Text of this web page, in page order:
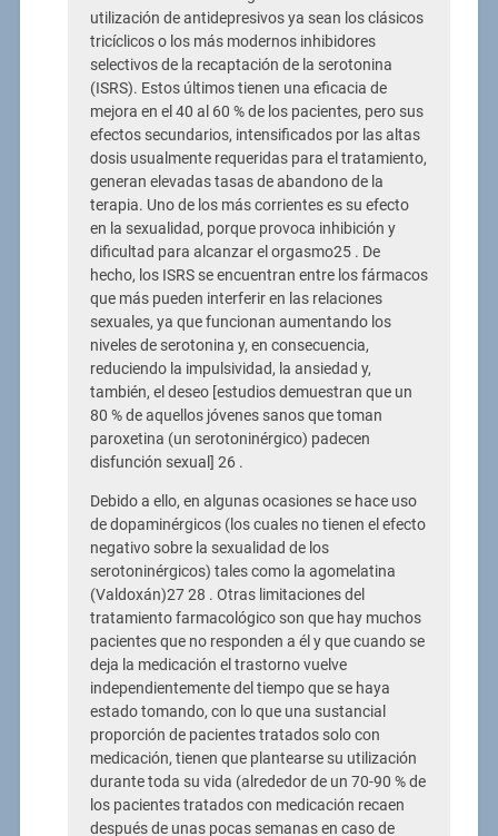
utilización de antidepresivos ya sean los clásicos
tricíclicos o los más modernos inhibidores
selectivos de la recaptación de la serotonina
(ISRS). Estos últimos tienen una eficacia de
mejora en el 40 al 60 % de los pacientes, pero sus
efectos secundarios, intensificados por las altas
dosis usualmente requeridas para el tratamiento,
generan elevadas tasas de abandono de la
terapia. Uno de los más corrientes es su efecto
en la sexualidad, porque provoca inhibición y
dificultad para alcanzar el orgasmo25 . De
hecho, los ISRS se encuentran entre los fármacos
que más pueden interferir en las relaciones
sexuales, ya que funcionan aumentando los
niveles de serotonina y, en consecuencia,
reduciendo la impulsividad, la ansiedad y,
también, el deseo [estudios demuestran que un
80 % de aquellos jóvenes sanos que toman
paroxetina (un serotoninérgico) padecen
disfunción sexual] 26 .
Debido a ello, en algunas ocasiones se hace uso
de dopaminérgicos (los cuales no tienen el efecto
negativo sobre la sexualidad de los
serotoninérgicos) tales como la agomelatina
(Valdoxán)27 28 . Otras limitaciones del
tratamiento farmacológico son que hay muchos
pacientes que no responden a él y que cuando se
deja la medicación el trastorno vuelve
independientemente del tiempo que se haya
estado tomando, con lo que una sustancial
proporción de pacientes tratados solo con
medicación, tienen que plantearse su utilización
durante toda su vida (alrededor de un 70-90 % de
los pacientes tratados con medicación recaen
después de unas pocas semanas en caso de